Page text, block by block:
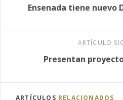
Ensenada tiene nuevo
ARTÍCULO
Presentan
ARTÍCULOS RELACIONADOS